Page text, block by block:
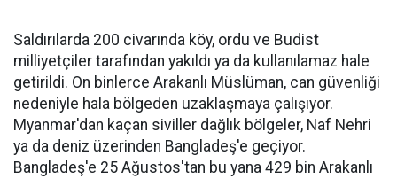
Saldırılarda 200 civarında köy, ordu ve Budist
milliyetçiler tarafından yakıldı ya da kullanılamaz hale
getirildi. On binlerce Arakanlı Müslüman, can güvenliği
nedeniyle hala bölgeden uzaklaşmaya çalışıyor.
Myanmar'dan kaçan siviller dağlık bölgeler, Naf Nehri
ya da deniz üzerinden Bangladeş'e geçiyor.
Bangladeş'e 25 Ağustos'tan bu yana 429 bin Arakanlı